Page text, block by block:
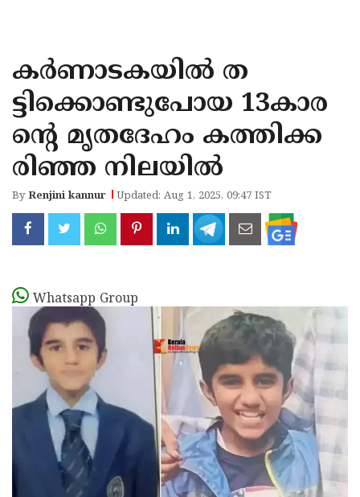
KANNUR
KASARAGOD
കര്‍ണാടകയില്‍ ത
ട്ടിക്കൊണ്ടുപോയ 13കാര
ന്‍റെ മൃതദേഹം കത്തിക്ക
രിഞ്ഞ നിലയില്‍
ByRenjini kannur Updated: Aug 1, 2025, 09:47 IST
Whatsapp Group